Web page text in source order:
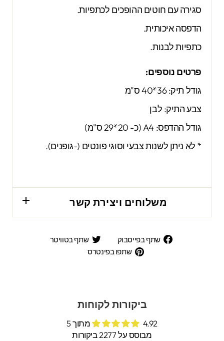
סגירה עם חוטים ההופכים לכתפיות.
הדפסה איכותית.
כתפיות לבנות.
פרטים נוספים:
גודל תיק: 36*40 ס"מ
צבע התיק: לבן
גודל ההדפס: A4 (כ- 20*29 ס"מ)
* לא ניתן לשנות צבעי וסוגי פונטים (-גופנים).
משלוחים ויצירת קשר
שתף בפייסבוק
שתף
בפייסבוק
שתף בטוויטר
שתפו בפינטרס
ביקורות לקוחות
4.92 מתוך 5
מבוסס על 2277 ביקורות